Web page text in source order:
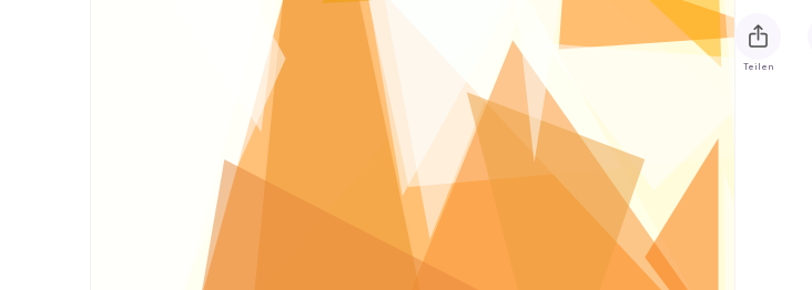
Teilen